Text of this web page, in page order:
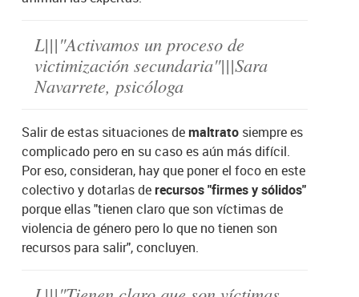
L|||"Activamos un proceso de
victimización secundaria"|||Sara
Navarrete, psicóloga
Salir de estas situaciones demaltrato siempre es
complicado pero en su caso es aún más difícil.
Por eso, consideran, hay que poner el foco en este
colectivo y dotarlas derecursos "firmes y sólidos"
porque ellas "tienen claro que son víctimas de
violencia de género pero lo que no tienen son
recursos para salir", concluyen.